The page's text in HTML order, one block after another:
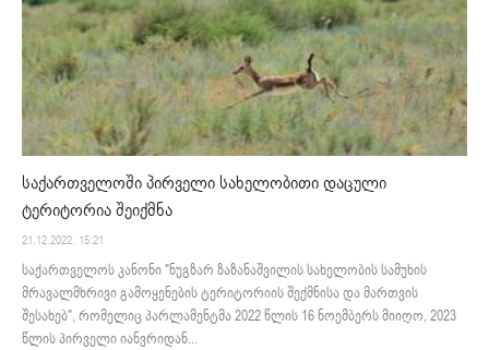
საქართველოში პირველი სახელობითი დაცული
ტერიტორია შეიქმნა
21.12.2022. 15:21
საქართველოს კანონი "ნუგზარ ზაზანაშვილის სახელობის სამუხის
მრავალმხრივი გამოყენების ტერიტორიის შექმნისა და მართვის
შესახებ", რომელიც პარლამენტმა 2022 წლის 16 ნოემბერს მიიღო, 2023
წლის პირველი იანვრიდან...